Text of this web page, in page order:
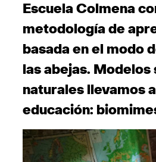
Escuela Colmena
metodología de
basada en el modo
las abejas.
naturales llevamos
educación: